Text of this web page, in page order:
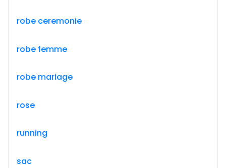
robe ceremonie
robe femme
robe mariage
rose
running
sac